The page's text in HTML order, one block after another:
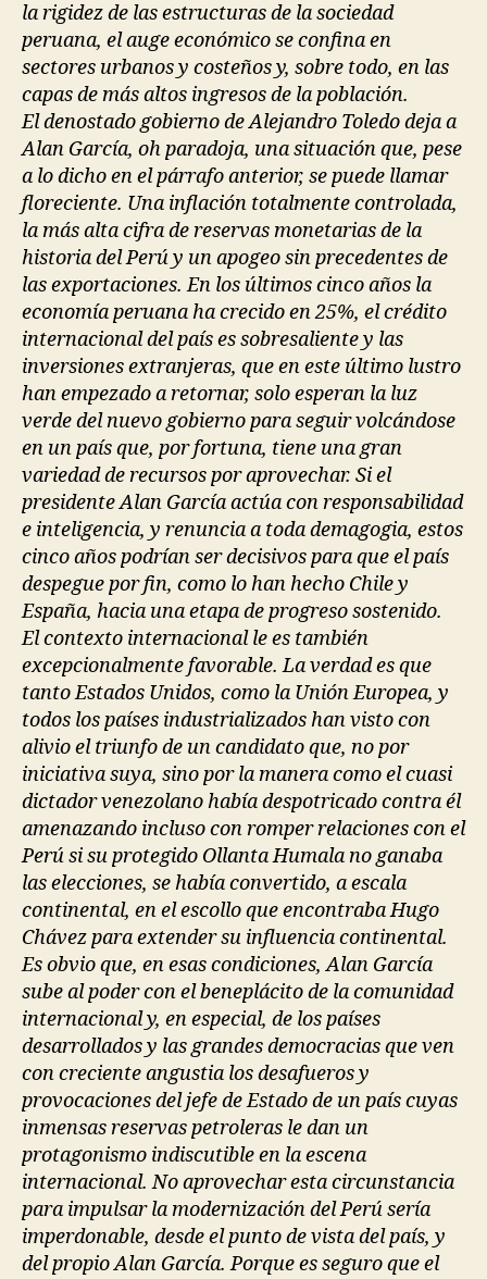
la rigidez de las estructuras de la sociedad
peruana, el auge económico se confina en
sectores urbanos y costeños y, sobre todo, en las
capas de más altos ingresos de la población.
El denostado gobierno de Alejandro Toledo deja a
Alan García, oh paradoja, una situación que, pese
a lo dicho en el párrafo anterior, se puede llamar
floreciente. Una inflación totalmente controlada,
la más alta cifra de reservas monetarias de la
historia del Perú y un apogeo sin precedentes de
las exportaciones. En los últimos cinco años la
economía peruana ha crecido en 25%, el crédito
internacional del país es sobresaliente y las
inversiones extranjeras, que en este último lustro
han empezado a retornar, solo esperan la luz
verde del nuevo gobierno para seguir volcándose
en un país que, por fortuna, tiene una gran
variedad de recursos por aprovechar. Si el
presidente Alan García actúa con responsabilidad
e inteligencia, y renuncia a toda demagogia, estos
cinco años podrían ser decisivos para que el país
despegue por fin, como lo han hecho Chile y
España, hacia una etapa de progreso sostenido.
El contexto internacional le es también
excepcionalmente favorable. La verdad es que
tanto Estados Unidos, como la Unión Europea, y
todos los países industrializados han visto con
alivio el triunfo de un candidato que, no por
iniciativa suya, sino por la manera como el cuasi
dictador venezolano había despotricado contra él
amenazando incluso con romper relaciones con el
Perú si su protegido Ollanta Humala no ganaba
las elecciones, se había convertido, a escala
continental, en el escollo que encontraba Hugo
Chávez para extender su influencia continental.
Es obvio que, en esas condiciones, Alan García
sube al poder con el beneplácito de la comunidad
internacional y, en especial, de los países
desarrollados y las grandes democracias que ven
con creciente angustia los desafueros y
provocaciones del jefe de Estado de un país cuyas
inmensas reservas petroleras le dan un
protagonismo indiscutible en la escena
internacional. No aprovechar esta circunstancia
para impulsar la modernización del Perú sería
imperdonable, desde el punto de vista del país, y
del propio Alan García. Porque es seguro que el